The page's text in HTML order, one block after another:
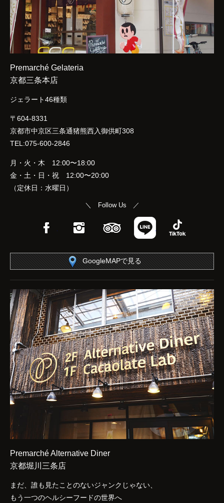
Premarché Gelateria
京都三条本店
ジェラート46種類
〒604-8331
京都市中京区三条通猪熊西入御供町308
TEL:075-600-2846
月・火・木 12:00〜18:00
金・土・日・祝 12:00〜20:00
（定休日：水曜日）
＼ Follow Us ／
FacebookInstagramTripAdvisor
LINE
GoogleMAPで見る
Premarché Alternative Diner
京都堀川三条店
まだ、誰も見たことのないジャンクじゃない、
もう一つのヘルシーフードの世界へ